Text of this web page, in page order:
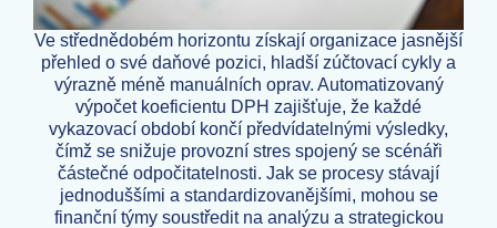
Ve střednědobém horizontu získají organizace jasnější
přehled o své daňové pozici, hladší zúčtovací cykly a
výrazně méně manuálních oprav. Automatizovaný
výpočet koeficientu DPH zajišťuje, že každé
vykazovací období končí předvídatelnými výsledky,
čímž se snižuje provozní stres spojený se scénáři
částečné odpočitatelnosti. Jak se procesy stávají
jednoduššími a standardizovanějšími, mohou se
finanční týmy soustředit na analýzu a strategickou